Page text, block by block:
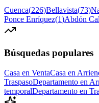
Cuenca(226)Bellavista(73)
Ponce Enríquez(1)Abdón
Búsquedas populares
Casa en VentaCasa en
TraspasoDepartamento en
temporalDepartamento en